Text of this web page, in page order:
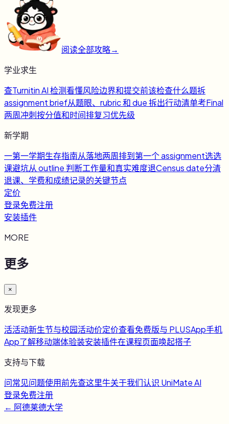
阅读全部攻略→
学业求生
查Turnitin AI 检测看懂风险边界和提交前该检查什么题拆
assignment brief从题眼、rubric 和 due 拆出行动清单考Final
两周冲刺按分值和时间排复习优先级
新学期
一第一学期生存指南从落地两周排到第一个 assignment选选
课避坑从 outline 判断工作量和真实难度退Census date分清
退课、学费和成绩记录的关键节点
定价
登录免费注册
安装插件
MORE
更多
×
发现更多
活活动新生节与校园活动价定价查看免费版与 PLUSApp手机
App了解移动端体验装安装插件在课程页面唤起搭子
支持与下载
问常见问题使用前先查这里牛关于我们认识 UniMate AI
登录免费注册
← 阿德莱德大学